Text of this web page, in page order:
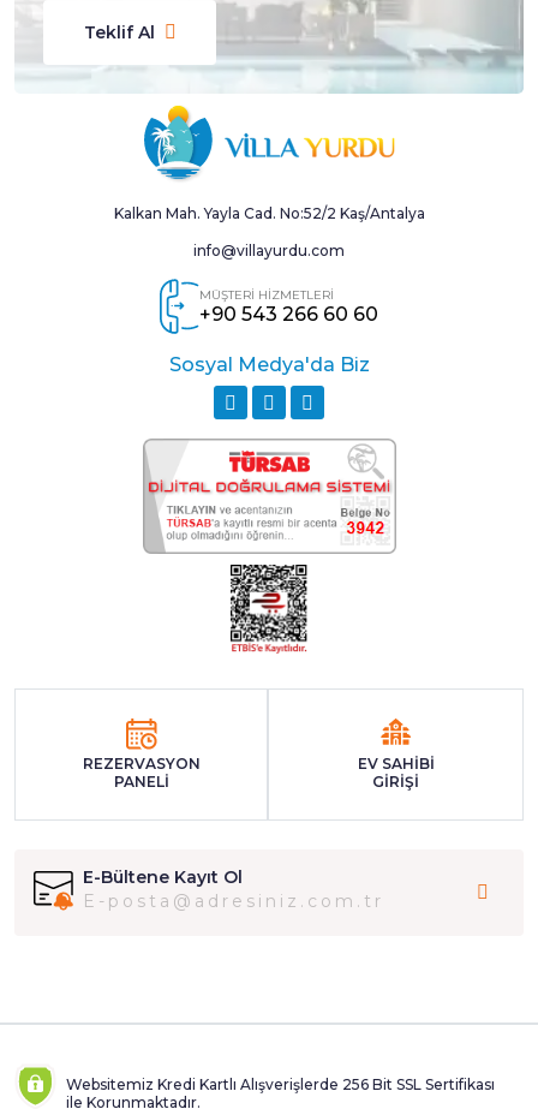
Teklif Al
REZERVASYON
PANELİ
EV SAHİBİ
GİRİŞİ
Kalkan Mah. Yayla Cad. No:52/2 Kaş/Antalya
info@villayurdu.com
MÜŞTERİ HİZMETLERİ
+90 543 266 60 60
Sosyal Medya'da Biz
E-Bültene Kayıt Ol
Websitemiz Kredi Kartlı Alışverişlerde 256 Bit SSL Sertifikası
ile Korunmaktadır.